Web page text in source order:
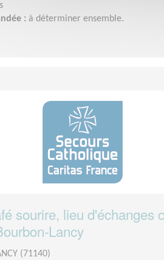
: à déterminer ensemble.
sourire, lieu d'échanges
Lancy
(71140)